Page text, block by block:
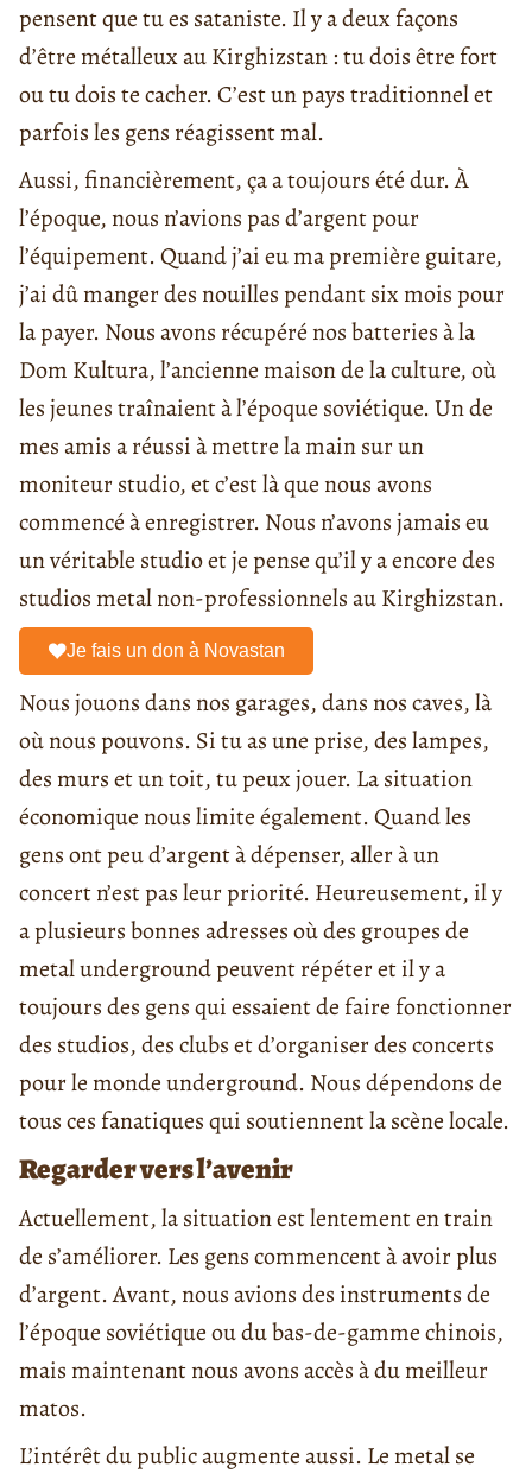
pensent que tu es sataniste. Il y a deux façons
d’être métalleux au Kirghizstan : tu dois être fort
ou tu dois te cacher. C’est un pays traditionnel et
parfois les gens réagissent mal.
Aussi, financièrement, ça a toujours été dur. À
l’époque, nous n’avions pas d’argent pour
l’équipement. Quand j’ai eu ma première guitare,
j’ai dû manger des nouilles pendant six mois pour
la payer. Nous avons récupéré nos batteries à la
Dom Kultura, l’ancienne maison de la culture, où
les jeunes traînaient à l’époque soviétique. Un de
mes amis a réussi à mettre la main sur un
moniteur studio, et c’est là que nous avons
commencé à enregistrer. Nous n’avons jamais eu
un véritable studio et je pense qu’il y a encore des
studios metal non-professionnels au Kirghizstan.
Je fais un don à Novastan
Nous jouons dans nos garages, dans nos caves, là
où nous pouvons. Si tu as une prise, des lampes,
des murs et un toit, tu peux jouer. La situation
économique nous limite également. Quand les
gens ont peu d’argent à dépenser, aller à un
concert n’est pas leur priorité. Heureusement, il y
a plusieurs bonnes adresses où des groupes de
metal underground peuvent répéter et il y a
toujours des gens qui essaient de faire fonctionner
des studios, des clubs et d’organiser des concerts
pour le monde underground. Nous dépendons de
tous ces fanatiques qui soutiennent la scène locale.
Regarder vers l’avenir
Actuellement, la situation est lentement en train
de s’améliorer. Les gens commencent à avoir plus
d’argent. Avant, nous avions des instruments de
l’époque soviétique ou du bas-de-gamme chinois,
mais maintenant nous avons accès à du meilleur
matos.
L’intérêt du public augmente aussi. Le metal se